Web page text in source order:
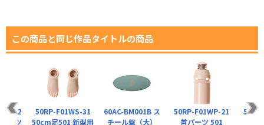
この商品と同じ作品タイトルの商品
60AC-BM001B ス
チール盤（大）
50RP-F01WP-21
首パーツ 501
32
ーツ
50RP-F01WS-31
50cm足501 新型用